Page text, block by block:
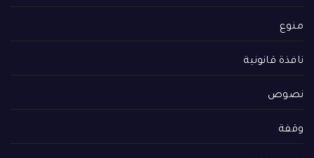
منوع
نافذة قانونية
نصوص
وقفة